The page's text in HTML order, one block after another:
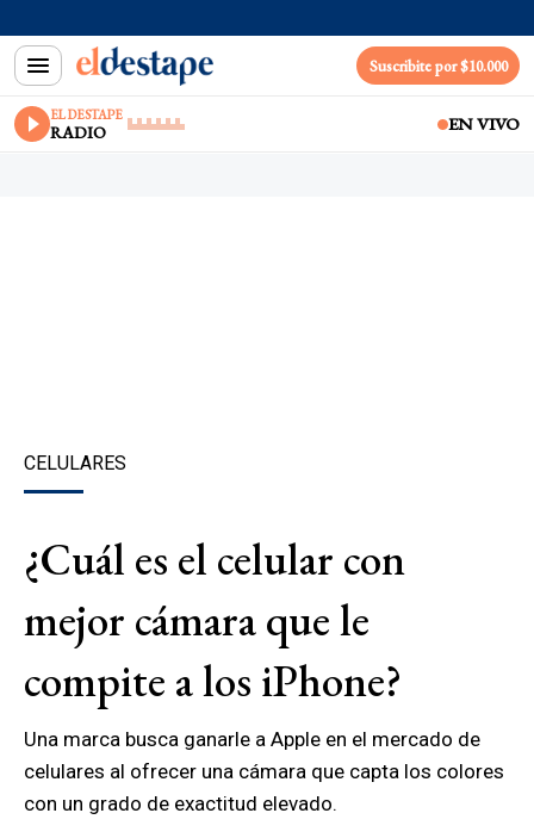
Suscribite por $10.000
EL DESTAPE
RADIO EN VIVO
CELULARES
¿Cuál es el celular con
mejor cámara que le
compite a los iPhone?
Una marca busca ganarle a Apple en el mercado de
celulares al ofrecer una cámara que capta los colores
con un grado de exactitud elevado.